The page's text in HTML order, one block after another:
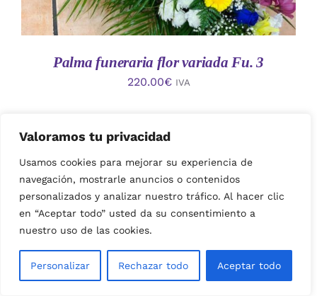
Valoramos tu privacidad
Usamos cookies para mejorar su experiencia de
navegación, mostrarle anuncios o contenidos
personalizados y analizar nuestro tráfico. Al hacer clic
en “Aceptar todo” usted da su consentimiento a
nuestro uso de las cookies.
Personalizar Rechazar todo Aceptar todo
Palma funeraria flor variada Fu. 3
220.00€ IVA
AÑADIR AL CARRITO